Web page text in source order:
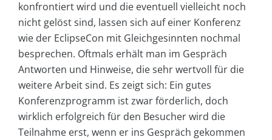
konfrontiert wird und die eventuell vielleicht noch
nicht gelöst sind, lassen sich auf einer Konferenz
wie der EclipseCon mit Gleichgesinnten nochmal
besprechen. Oftmals erhält man im Gespräch
Antworten und Hinweise, die sehr wertvoll für die
weitere Arbeit sind. Es zeigt sich: Ein gutes
Konferenzprogramm ist zwar förderlich, doch
wirklich erfolgreich für den Besucher wird die
Teilnahme erst, wenn er ins Gespräch gekommen